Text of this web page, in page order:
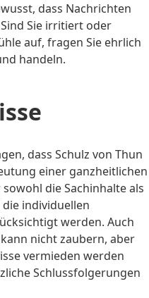
dass Nachrichten
Sie irritiert oder
auf, fragen Sie ehrlich
handeln.
dass Schulz von Thun
einer ganzheitlichen
die Sachinhalte als
individuellen
werden. Auch
nicht zaubern, aber
vermieden werden
Schlussfolgerungen